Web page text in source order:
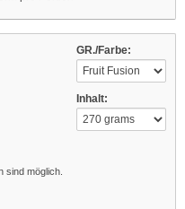
GR./Farbe:
Inhalt:
sind möglich.